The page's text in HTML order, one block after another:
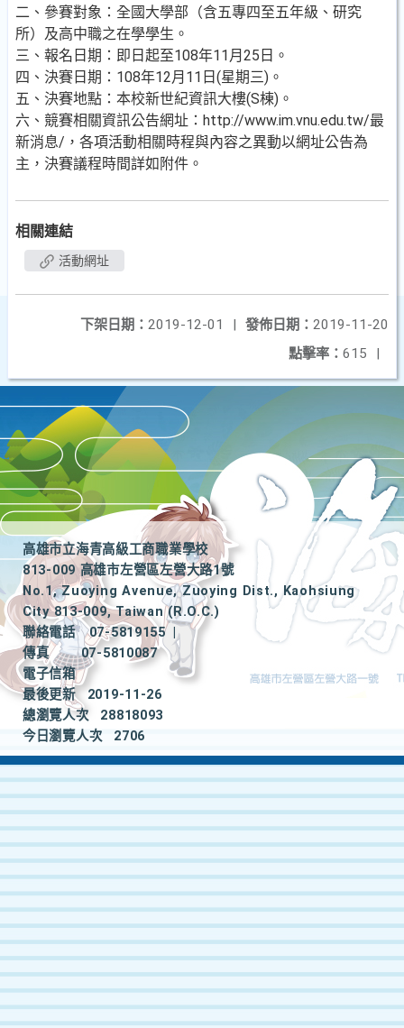
二、參賽對象：全國大學部（含五專四至五年級、研究
所）及高中職之在學學生。
三、報名日期：即日起至108年11月25日。
四、決賽日期：108年12月11日(星期三)。
五、決賽地點：本校新世紀資訊大樓(S棟)。
六、競賽相關資訊公告網址：http://www.im.vnu.edu.tw/最
新消息/，各項活動相關時程與內容之異動以網址公告為
主，決賽議程時間詳如附件。
相關連結
活動網址
發佈日期： 2019-11-20
下架日期： 2019-12-01
|
點擊率： 615 |
高雄市立海青高級工商職業學校
813-009 高雄市左營區左營大路1號
No.1, Zuoying Avenue, Zuoying Dist., Kaohsiung
City 813-009, Taiwan (R.O.C.)
聯絡電話
07-5819155
|
傳真
07-5810087
電子信箱
最後更新
2019-11-26
總瀏覽人次
28818093
今日瀏覽人次
2706